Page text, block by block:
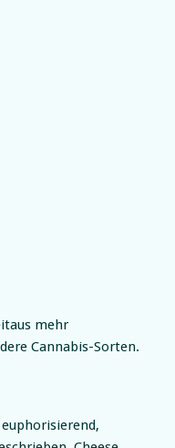
mehr
Cannabis-Sorten.